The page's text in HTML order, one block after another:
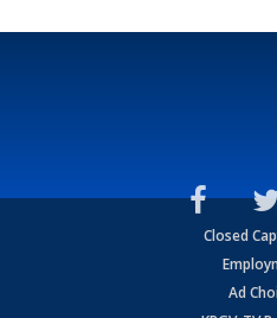
Closed
Ad